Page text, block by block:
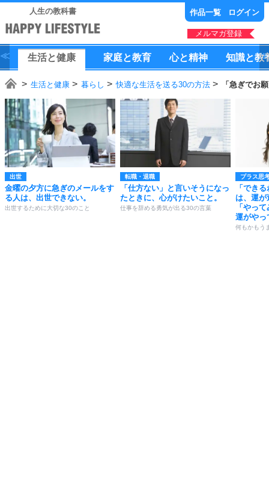
人生の教科書 作品一覧 ログイン
メルマガ登録
生活と健康 家庭と教育 心と精神 知識と教
生活と健康 暮らし 快適な生活を送る30の方法 「急ぎでお
出世
金曜の夕方に急ぎのメールをす
る人は、出世できない。
出世するために大切な30のこと
転職・退職
「仕方ない」と言いそうになっ
たときに、心がけたいこと。
仕事を辞める勇気が出る30の言葉
プラス思
「でき
は、運が
「やっ
運がやっ
何もかもう